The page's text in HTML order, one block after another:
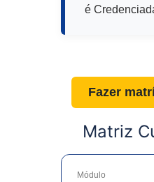
é
Fazer
Matriz
Módulo